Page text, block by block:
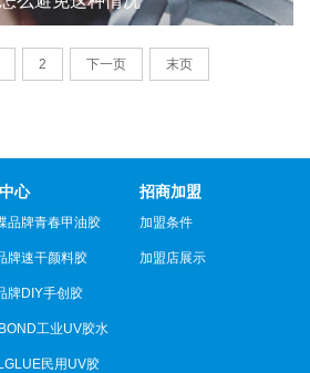
2 下一页 末页
心
品牌青春甲油胶
牌速干颜料胶
牌DIY手创胶
工业UV胶水
民用UV胶
招商加盟
加盟条件
加盟店展示